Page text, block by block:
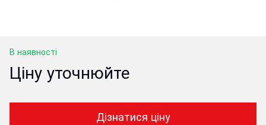
В наявності
Ціну уточнюйте
Дізнатися ціну